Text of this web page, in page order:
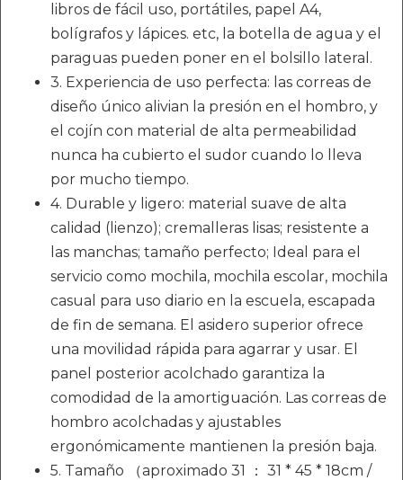
libros de fácil uso, portátiles, papel A4,
bolígrafos y lápices. etc, la botella de agua y el
paraguas pueden poner en el bolsillo lateral.
3. Experiencia de uso perfecta: las correas de
diseño único alivian la presión en el hombro, y
el cojín con material de alta permeabilidad
nunca ha cubierto el sudor cuando lo lleva
por mucho tiempo.
4. Durable y ligero: material suave de alta
calidad (lienzo); cremalleras lisas; resistente a
las manchas; tamaño perfecto; Ideal para el
servicio como mochila, mochila escolar, mochila
casual para uso diario en la escuela, escapada
de fin de semana. El asidero superior ofrece
una movilidad rápida para agarrar y usar. El
panel posterior acolchado garantiza la
comodidad de la amortiguación. Las correas de
hombro acolchadas y ajustables
ergonómicamente mantienen la presión baja.
5. Tamaño （aproximado 31 ： 31 * 45 * 18cm /